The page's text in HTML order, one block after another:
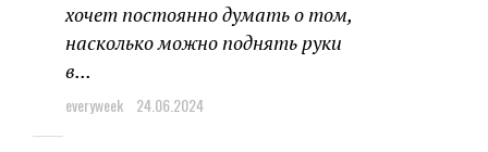
хочет постоянно думать о том,
насколько можно поднять руки
в...
everyweek 24.06.2024